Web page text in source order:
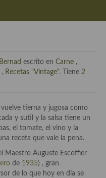
y aditivos
cocineros, críticos,
escrito en Carne ,
, Recetas "Vintage". Tiene 2
vuelve tierna y jugosa como
y sutil y la salsa tiene un
el tomate, el vino y la
receta que vale la pena.
Maestro Auguste Escoffier
de 1935) , gran
de lo que hoy en día se